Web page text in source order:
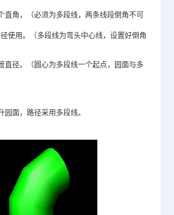
直角，（必须为多段线，两条线段倒角不可
使用。（多段线为弯头中心线，设置好倒角
直径。（圆心为多段线一个起点，园面与多
面，路径采用多段线。